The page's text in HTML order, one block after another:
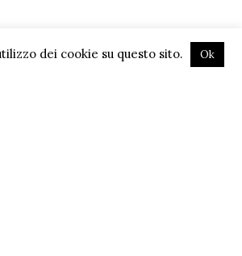
dei cookie su questo sito. Ok